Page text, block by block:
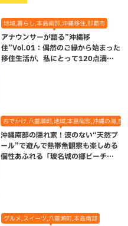
地域,暮らし,本島南部,沖縄移住,那覇市
アナウンサーが語る”沖縄移
住”Vol.01：偶然のご縁から始まった
移住生活が、私にとって120点満点
おでかけ,八重瀬町,地域,本島南部,沖縄の海,自
沖縄南部の隠れ家！波のない“天然プ
ール”で遊んで熱帯魚観察も楽しめる
個性あふれる「玻名城の郷ビーチ」
グルメ,スイーツ,八重瀬町,本島南部